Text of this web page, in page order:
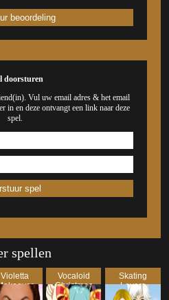
doorsturen
Vul uw email adres & het email
in en deze ontvangt een link naar deze
spel.
spellen
Violetta
Vocaloid
Christmas
Skating
Lovers
Dress Up